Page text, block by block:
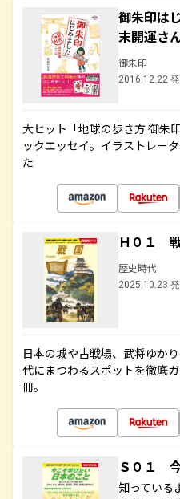
御朱印は
末開運さ
御朱印
2016.12.22
大ヒット「地球の歩き方 御朱
ックエッセイ。イラストレー
た
Ｈ０１
歴史時代
2025.10.23
日本の城や古戦場、武将ゆか
代にまつわるスポットを徹底
冊。
Ｓ０１
知っている